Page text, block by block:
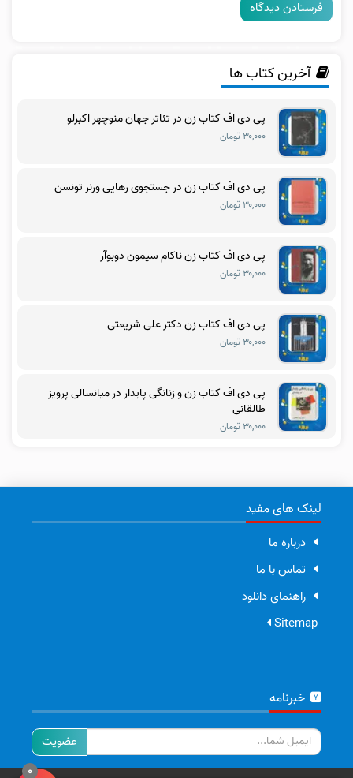
آخرین کتاب ها
پی دی اف کتاب زن در تئاتر جهان منوچهر اکبرلو
۳۰,۰۰۰ تومان
پی دی اف کتاب زن در جستجوی رهایی ورنر تونسن
۳۰,۰۰۰ تومان
پی دی اف کتاب زن ناکام سیمون دوبوآر
۳۰,۰۰۰ تومان
پی دی اف کتاب زن دکتر علی شریعتی
۳۰,۰۰۰ تومان
پی دی اف کتاب زن و زنانگی پایدار در میانسالی پرویز
طالقانی
۳۰,۰۰۰ تومان
لینک های مفید
درباره ما
تماس با ما
راهنمای دانلود
Sitemap
خبرنامه
ایمیل
0